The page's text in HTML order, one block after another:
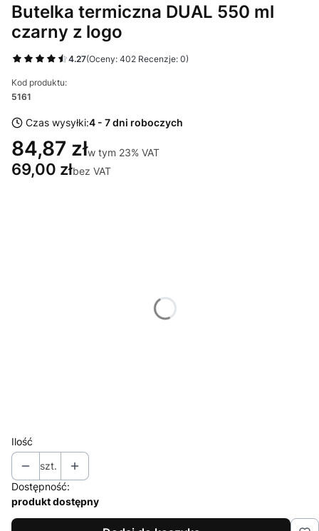
Butelka termiczna DUAL 550 ml
czarny z logo
4.27(Oceny: 402 Recenzje: 0)
Kod produktu:
5161
Czas wysyłki:4 - 7 dni roboczych
84,87 złw tym 23% VAT
w tym 23% VAT
69,00 złbez VAT
Ilość
szt.
Dostępność:
produkt dostępny